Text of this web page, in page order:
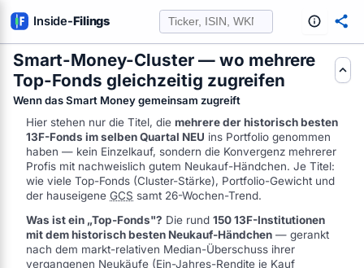
Inside-Filings
AUS SEC-FILINGS AUSWERTEN
Smart-Money-Cluster — wo mehrere
Top-Fonds gleichzeitig zugreifen
Wenn das Smart Money gemeinsam zugreift
Hier stehen nur die Titel, die mehrere der historisch besten
13F-Fonds im selben Quartal NEU ins Portfolio genommen
haben — kein Einzelkauf, sondern die Konvergenz mehrerer
Profis mit nachweislich gutem Neukauf-Händchen. Je Titel:
wie viele Top-Fonds (Cluster-Stärke), Portfolio-Gewicht und
der hauseigene GCS samt 26-Wochen-Trend.
Was ist ein „Top-Fonds"? Die rund 150 13F-Institutionen
mit dem historisch besten Neukauf-Händchen — gerankt
nach dem markt-relativen Median-Überschuss ihrer
vergangenen Neukäufe (Ein-Jahres-Rendite je Kauf